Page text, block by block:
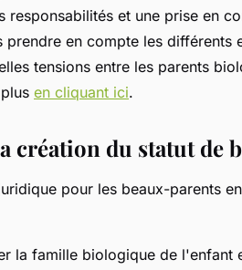
responsabilités et une prise en
en compte les différents
tensions entre les parents
en cliquant ici.
création du statut de
pour les beaux-parents
la famille biologique de l'enfant